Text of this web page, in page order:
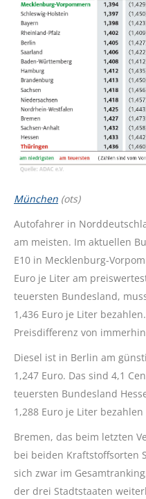
München (ots)
Autofahrer in
am meisten. Im aktuellen
E10 in Mecklenburg-
Euro je Liter am
teuersten Bundesland,
1,436 Euro je Liter
Preisdifferenz von
Diesel ist in Berlin am
1,247 Euro. Das sind 4,1
teuersten Bundesland
1,288 Euro je Liter bezahlen
Bremen, das beim letzten
bei beiden Kraftstoffsorten
sich zwar im
der drei Stadtstaaten